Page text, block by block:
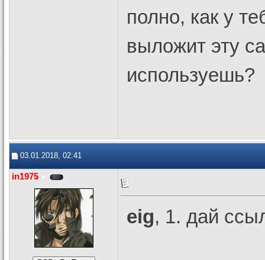
полно, как у
выложит эту
используешь?
03.01.2018, 02:41
in1975
eig, 1. дай